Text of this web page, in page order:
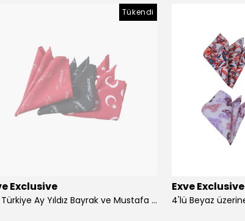
Tükendi
Exclusive
3'lü Türkiye Ay Yıldız Bayrak ve Mustafa Kemal Atatürk imzalı Kırmızı Siyah Yaka Mendili Seti
Exve Exclusive